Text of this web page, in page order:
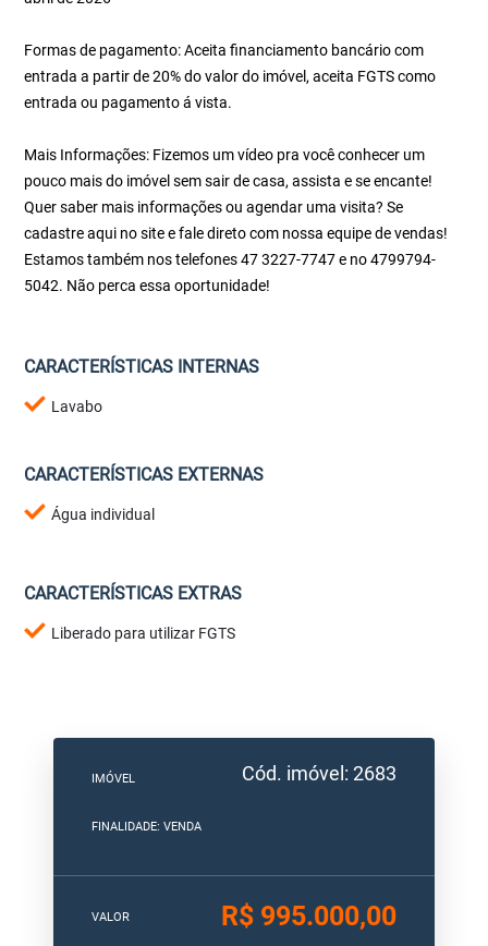
Formas de pagamento: Aceita financiamento bancário com
entrada a partir de 20% do valor do imóvel, aceita FGTS como
entrada ou pagamento á vista.
Mais Informações: Fizemos um vídeo pra você conhecer um
pouco mais do imóvel sem sair de casa, assista e se encante!
Quer saber mais informações ou agendar uma visita? Se
cadastre aqui no site e fale direto com nossa equipe de vendas!
Estamos também nos telefones 47 3227-7747 e no 4799794-
5042. Não perca essa oportunidade!
CARACTERÍSTICAS INTERNAS
Lavabo
CARACTERÍSTICAS EXTERNAS
Água individual
CARACTERÍSTICAS EXTRAS
Liberado para utilizar FGTS
IMÓVEL Cód. imóvel: 2683
FINALIDADE: VENDA
VALOR R$ 995.000,00